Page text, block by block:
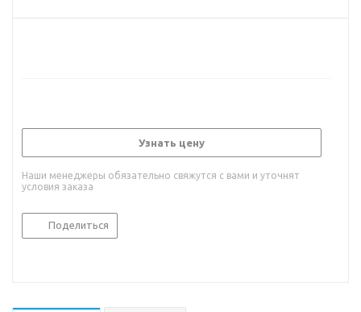
Узнать цену
Наши менеджеры обязательно свяжутся с вами и уточнят
условия заказа
Поделиться